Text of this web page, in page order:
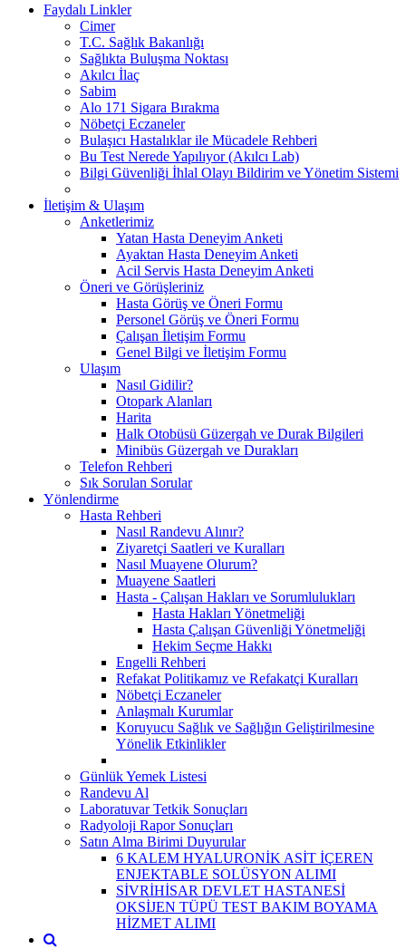
Faydalı Linkler
Cimer
T.C. Sağlık Bakanlığı
Sağlıkta Buluşma Noktası
Akılcı İlaç
Sabim
Alo 171 Sigara Bırakma
Nöbetçi Eczaneler
Bulaşıcı Hastalıklar ile Mücadele Rehberi
Bu Test Nerede Yapılıyor (Akılcı Lab)
Bilgi Güvenliği İhlal Olayı Bildirim ve Yönetim Sistemi
İletişim & Ulaşım
Anketlerimiz
Yatan Hasta Deneyim Anketi
Ayaktan Hasta Deneyim Anketi
Acil Servis Hasta Deneyim Anketi
Öneri ve Görüşleriniz
Hasta Görüş ve Öneri Formu
Personel Görüş ve Öneri Formu
Çalışan İletişim Formu
Genel Bilgi ve İletişim Formu
Ulaşım
Nasıl Gidilir?
Otopark Alanları
Harita
Halk Otobüsü Güzergah ve Durak Bilgileri
Minibüs Güzergah ve Durakları
Telefon Rehberi
Sık Sorulan Sorular
Yönlendirme
Hasta Rehberi
Nasıl Randevu Alınır?
Ziyaretçi Saatleri ve Kuralları
Nasıl Muayene Olurum?
Muayene Saatleri
Hasta - Çalışan Hakları ve Sorumlulukları
Hasta Hakları Yönetmeliği
Hasta Çalışan Güvenliği Yönetmeliği
Hekim Seçme Hakkı
Engelli Rehberi
Refakat Politikamız ve Refakatçi Kuralları
Nöbetçi Eczaneler
Anlaşmalı Kurumlar
Koruyucu Sağlık ve Sağlığın Geliştirilmesine
Yönelik Etkinlikler
Günlük Yemek Listesi
Randevu Al
Laboratuvar Tetkik Sonuçları
Radyoloji Rapor Sonuçları
Satın Alma Birimi Duyurular
6 KALEM HYALURONİK ASİT İÇEREN
ENJEKTABLE SOLÜSYON ALIMI
SİVRİHİSAR DEVLET HASTANESİ
OKSİJEN TÜPÜ TEST BAKIM BOYAMA
HİZMET ALIMI